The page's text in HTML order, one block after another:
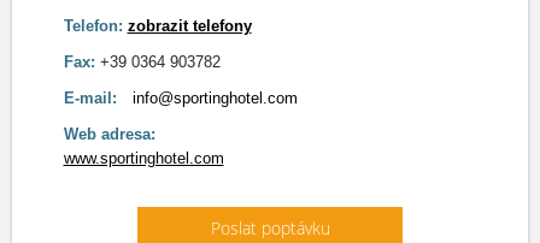
Telefon: zobrazit telefony
Fax: +39 0364 903782
E-mail:
info@sportinghotel.com
Web adresa:
www.sportinghotel.com
Poslat poptávku